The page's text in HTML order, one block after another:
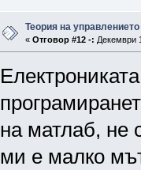
Теория на управлението
« Отговор #12 -: Декември
на матлаб, не
ми е малко